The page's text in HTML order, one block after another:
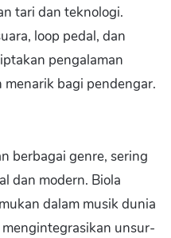
tari dan teknologi.
loop pedal, dan
pengalaman
bagi pendengar.
berbagai genre, sering
dan modern. Biola
dalam musik dunia
unsur-